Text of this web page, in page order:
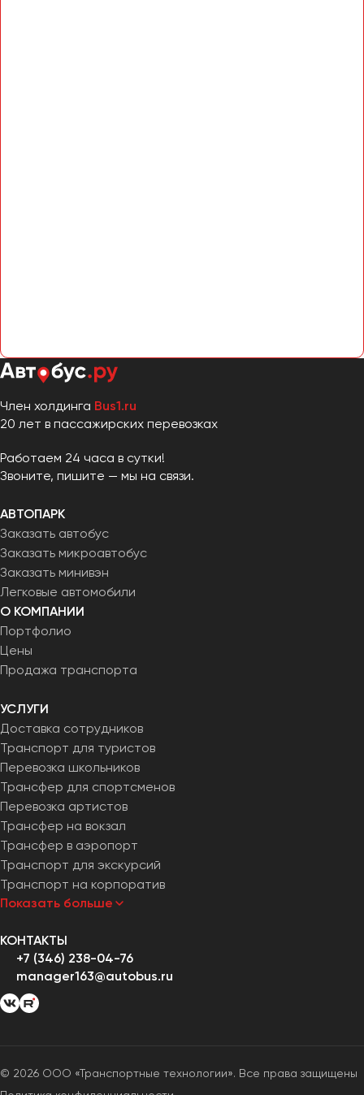
Член холдинга Bus1.ru
20 лет в пассажирских перевозках
Работаем 24 часа в сутки!
Звоните, пишите — мы на связи.
АВТОПАРК
Заказать автобус
Заказать микроавтобус
Заказать минивэн
Легковые автомобили
О КОМПАНИИ
Портфолио
Цены
Продажа транспорта
УСЛУГИ
Доставка сотрудников
Транспорт для туристов
Перевозка школьников
Трансфер для спортсменов
Перевозка артистов
Трансфер на вокзал
Трансфер в аэропорт
Транспорт для экскурсий
Транспорт на корпоратив
Показать больше
КОНТАКТЫ
+7 (346) 238-04-76
manager163@autobus.ru
© 2026 ООО «Транспортные технологии». Все права защищены